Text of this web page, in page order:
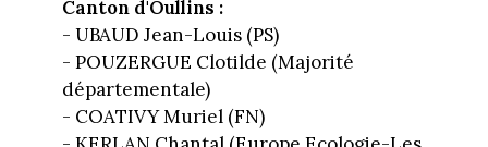
Canton d'Oullins :
- UBAUD Jean-Louis (PS)
- POUZERGUE Clotilde (Majorité
départementale)
- COATIVY Muriel (FN)